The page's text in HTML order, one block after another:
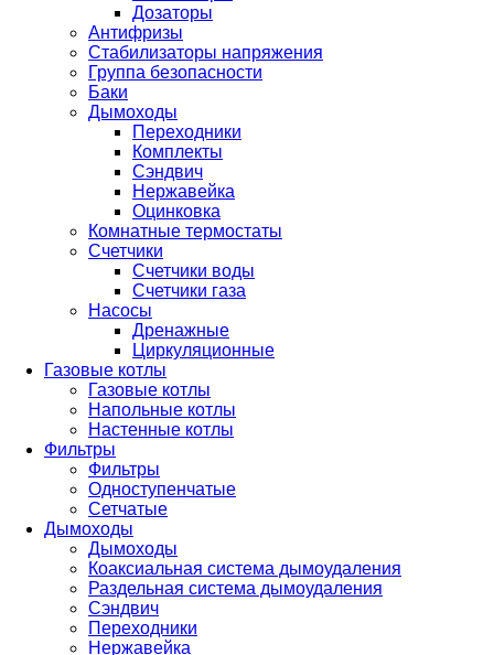
Дозаторы
Антифризы
Стабилизаторы напряжения
Группа безопасности
Баки
Дымоходы
Переходники
Комплекты
Сэндвич
Нержавейка
Оцинковка
Комнатные термостаты
Счетчики
Счетчики воды
Счетчики газа
Насосы
Дренажные
Циркуляционные
Газовые котлы
Газовые котлы
Напольные котлы
Настенные котлы
Фильтры
Фильтры
Одноступенчатые
Сетчатые
Дымоходы
Дымоходы
Коаксиальная система дымоудаления
Раздельная система дымоудаления
Сэндвич
Переходники
Нержавейка